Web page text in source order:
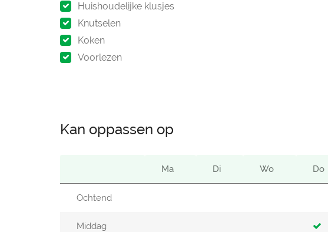
Huishoudelijke klusjes
Knutselen
Koken
Voorlezen
Kan oppassen op
Ma Di Wo Do
Ochtend
Middag